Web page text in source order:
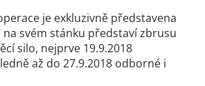
je exkluzivně představena
na svém stánku představí zbrusu
silo, nejprve 19.9.2018
až do 27.9.2018 odborné i